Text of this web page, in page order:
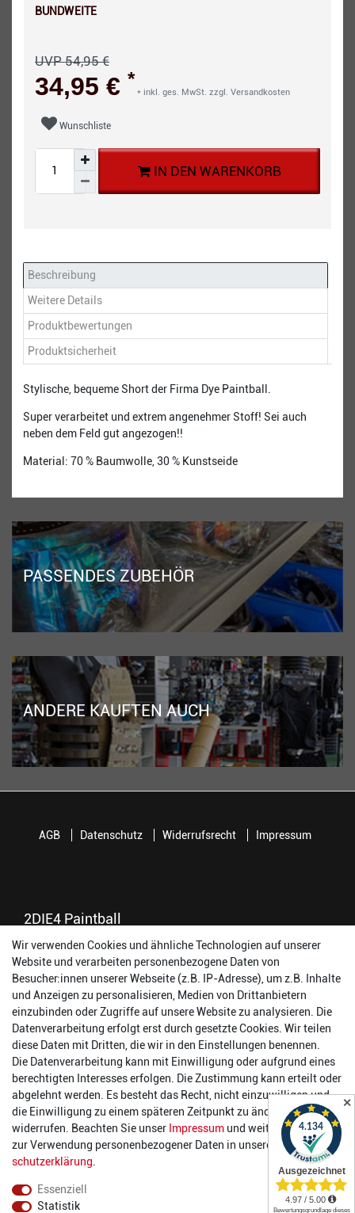
BUNDWEITE
UVP 54,95 €
34,95 € *
* inkl. ges. MwSt. zzgl. Versandkosten
Wunschliste
IN DEN WARENKORB
Beschreibung
Weitere Details
Produktbewertungen
Produktsicherheit
Stylische, bequeme Short der Firma Dye Paintball.
Super verarbeitet und extrem angenehmer Stoff! Sei auch
neben dem Feld gut angezogen!!
Material: 70 % Baumwolle, 30 % Kunstseide
PASSENDES ZUBEHÖR
ANDERE KAUFTEN AUCH
2DIE4 Paintball
56457 Westerburg
Reinhold-Ferger-Straße 26
order@2die4-sports.com
0 26 63/ 9 68 69 37
Öffnungszeiten
Montag:
14:00 - 17:00 Uhr
Dienstag:
14:00 - 17:00 Uhr
Mittwoch:
14:00 - 17:00 Uhr
Donnerstag:
14:00 - 17:00 Uhr
Freitag:
14:00 - 19:00 Uhr
Samstag:
10:00 - 17:00 Uhr
AGB Datenschutz Widerrufsrecht Impressum
Wir verwenden Cookies und ähnliche Technologien auf unserer
Website und verarbeiten personenbezogene Daten von
Besucher:innen unserer Webseite (z.B. IP-Adresse), um z.B. Inhalte
und Anzeigen zu personalisieren, Medien von Drittanbietern
einzubinden oder Zugriffe auf unsere Website zu analysieren. Die
Datenverarbeitung erfolgt erst durch gesetzte Cookies. Wir teilen
diese Daten mit Dritten, die wir in den Einstellungen benennen.
Die Datenverarbeitung kann mit Einwilligung oder aufgrund eines
berechtigten Interesses erfolgen. Die Zustimmung kann erteilt oder
abgelehnt werden. Es besteht das Recht, nicht einzuwilligen und
die Einwilligung zu einem späteren Zeitpunkt zu ändern oder zu
widerrufen. Beachten Sie unser Impressum und weitere Hinweise
zur Verwendung personenbezogener Daten in unserer
Daten­
schutz­erklärung
Essenziell
Statistik
✕